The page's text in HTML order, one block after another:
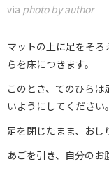
via photo by author
マットの上に足をそ
らを床につきます。
このとき、てのひら
いようにしてください。
足を閉じたまま、おし
あごを引き、自分のお